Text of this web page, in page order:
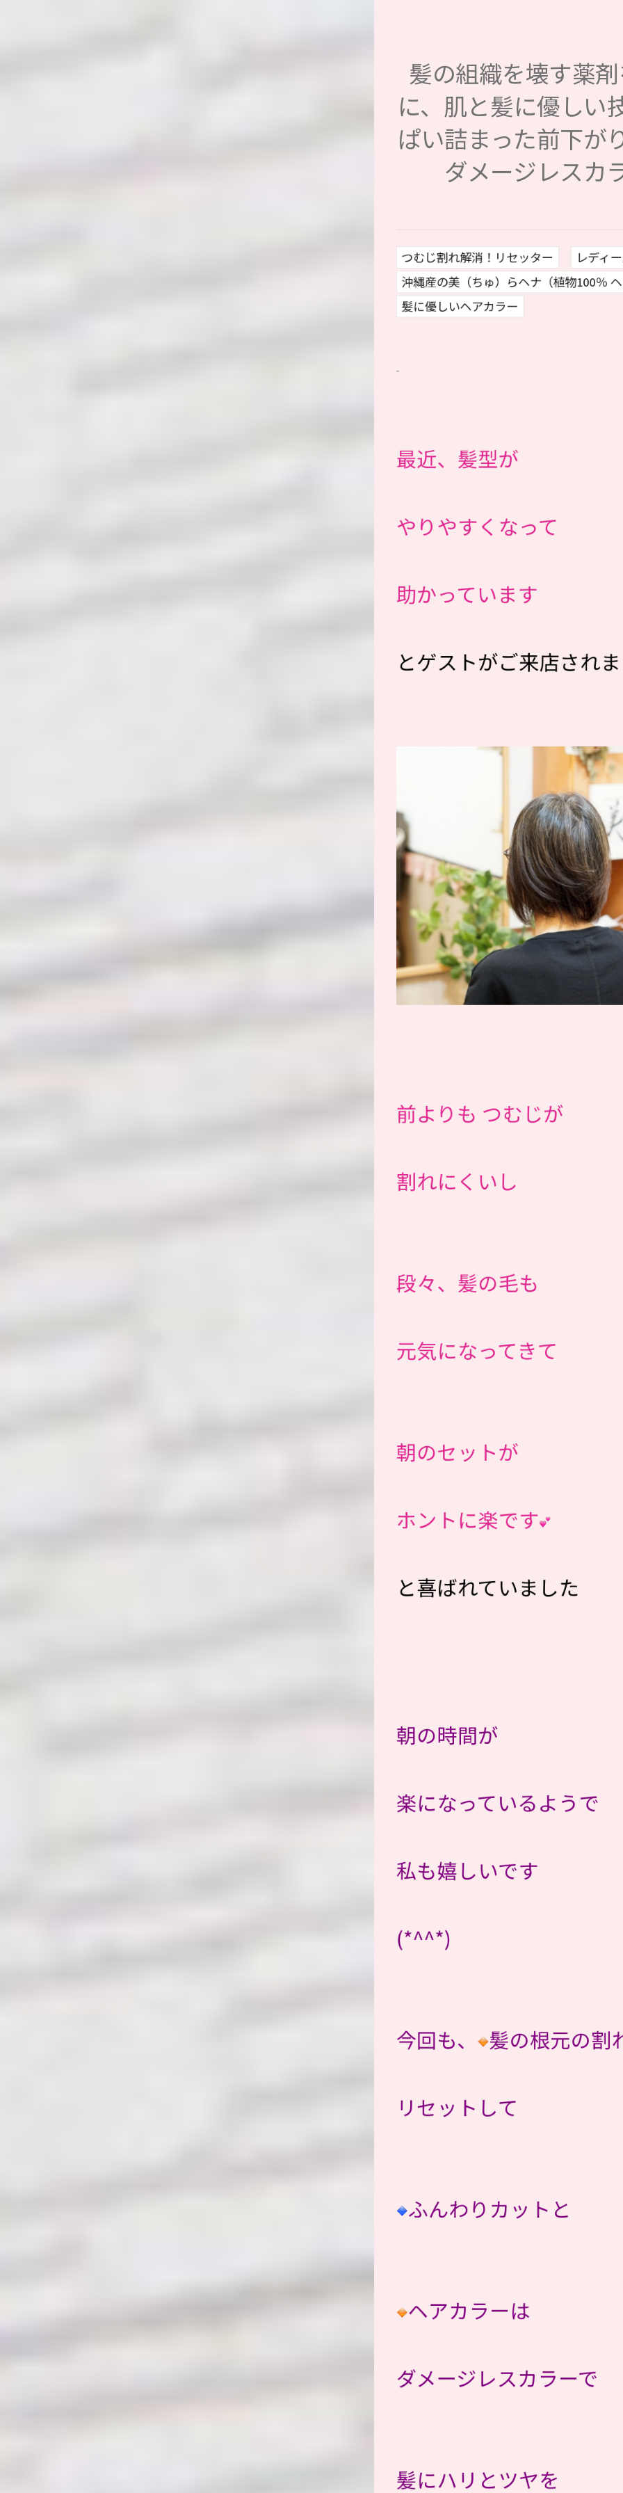
髪の組織を壊す薬
に、肌と髪に優しい
ぱい詰まった前下
ダメージレスカ
つむじ割れ解消！リセッター レディ
沖縄産の美（ちゅ）らヘナ（植物100％
髪に優しいヘアカラー
最近、髪型が
やりやすくなって
助かっています
とゲストがご来店され
前よりも つむじが
割れにくいし
段々、髪の毛も
元気になってきて
朝のセットが
ホントに楽です
と喜ばれていました
朝の時間が
楽になっているようで
私も嬉しいです
(*^^*)
今回も、 髪の根元の割
リセットして
ふんわりカットと
ヘアカラーは
ダメージレスカラーで
髪にハリとツヤを